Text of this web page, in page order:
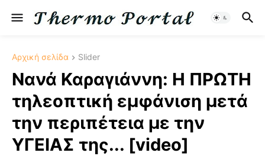
Αρχική σελίδα Slider
Νανά Καραγιάννη: Η ΠΡΩΤΗ
τηλεοπτική εμφάνιση μετά
την περιπέτεια με την
ΥΓΕΙΑΣ της... [video]